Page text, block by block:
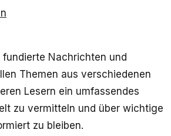
fundierte Nachrichten und
Themen aus verschiedenen
Lesern ein umfassendes
zu vermitteln und über wichtige
zu bleiben.